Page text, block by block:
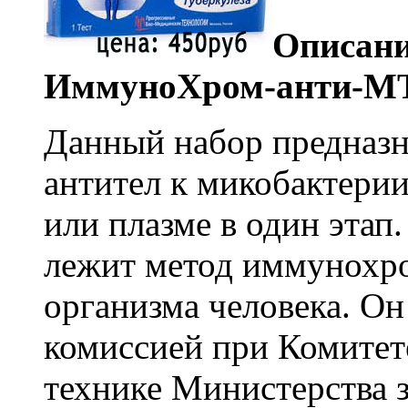
ИммуноХром-анти-
Данный набор
антител к
или плазме в один
лежит метод
организма человека.
комиссией при
технике Министерства